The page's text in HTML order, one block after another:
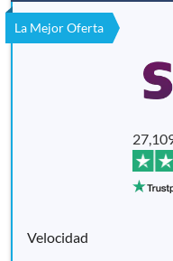
La Mejor Oferta